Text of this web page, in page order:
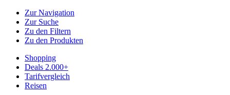
Zur Navigation
Zur Suche
Zu den Filtern
Zu den Produkten
Shopping
Deals 2.000+
Tarifvergleich
Reisen